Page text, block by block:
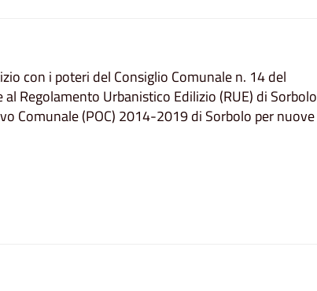
con i poteri del Consiglio Comunale n. 14 del
Regolamento Urbanistico Edilizio (RUE) di Sorbolo
Comunale (POC) 2014-2019 di Sorbolo per nuove